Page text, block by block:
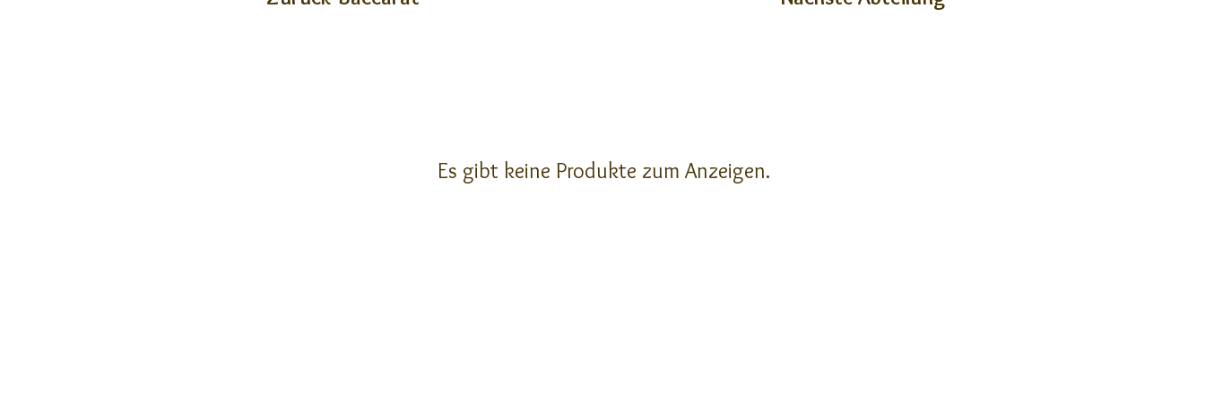
Es gibt keine Produkte zum Anzeigen.